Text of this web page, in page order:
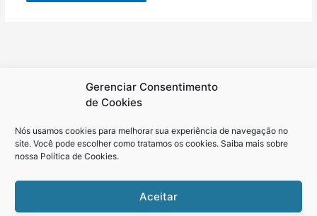
Gerenciar Consentimento
de Cookies
Nós usamos cookies para melhorar sua experiência de navegação no
site. Você pode escolher como tratamos os cookies. Saiba mais sobre
nossa Política de Cookies.
Aceitar
Política de Cookies